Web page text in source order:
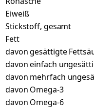
Eiweiß
Stickstoff, gesamt
Fett
davon gesättigte
davon einfach
davon mehrfach
davon Omega-3
davon Omega-6